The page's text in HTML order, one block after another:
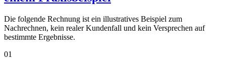
Die folgende Rechnung ist ein illustratives Beispiel zum
Nachrechnen, kein realer Kundenfall und kein Versprechen auf
bestimmte Ergebnisse.
01